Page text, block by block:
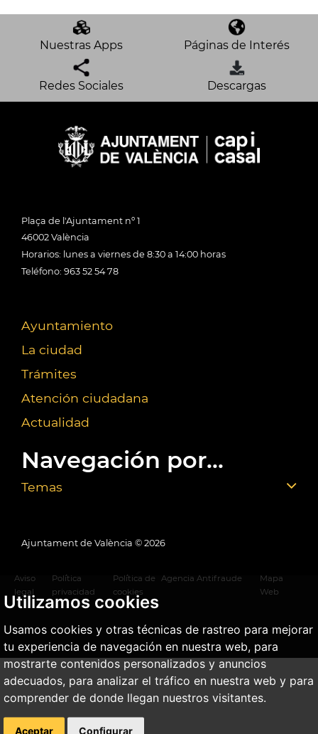
Utilizamos cookies
Usamos cookies y otras técnicas de rastreo para mejorar
tu experiencia de navegación en nuestra web, para
mostrarte contenidos personalizados y anuncios
adecuados, para analizar el tráfico en nuestra web y para
comprender de donde llegan nuestros visitantes.
Aceptar Configurar
Nuestras Apps Páginas de Interés
Redes Sociales Descargas
Plaça de l'Ajuntament nº 1
46002 València
Horarios: lunes a viernes de 8:30 a 14:00 horas
Teléfono: 963 52 54 78
Ayuntamiento
La ciudad
Trámites
Atención ciudadana
Actualidad
Navegación por...
Temas
Ajuntament de València © 2026
Aviso
legal
Política
privacidad
Política de
cookies
Agencia Antifraude
Mapa
Web